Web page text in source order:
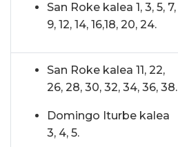
San Roke kalea 1, 3, 5, 7,
9, 12, 14, 16,18, 20, 24.
San Roke kalea 11, 22,
26, 28, 30, 32, 34, 36, 38.
Domingo Iturbe kalea
3, 4, 5.